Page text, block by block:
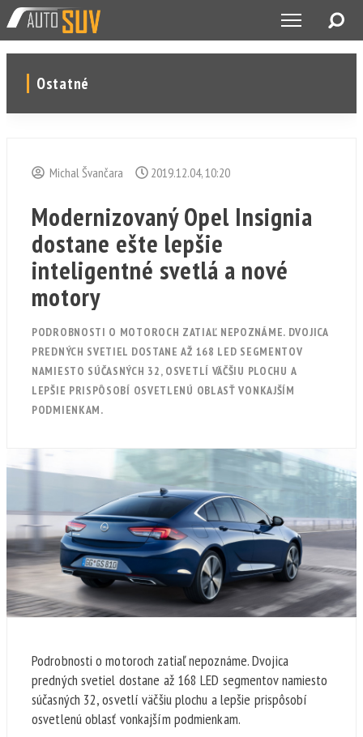
Ostatné
Michal Švančara 2019.12.04, 10:20
Modernizovaný Opel Insignia
dostane ešte lepšie
inteligentné svetlá a nové
motory
PODROBNOSTI O MOTOROCH ZATIAĽ NEPOZNÁME. DVOJICA
PREDNÝCH SVETIEL DOSTANE AŽ 168 LED SEGMENTOV
NAMIESTO SÚČASNÝCH 32, OSVETLÍ VÄČŠIU PLOCHU A
LEPŠIE PRISPÔSOBÍ OSVETLENÚ OBLASŤ VONKAJŠÍM
PODMIENKAM.
Podrobnosti o motoroch zatiaľ nepoznáme. Dvojica
predných svetiel dostane až 168 LED segmentov namiesto
súčasných 32, osvetlí väčšiu plochu a lepšie prispôsobí
osvetlenú oblasť vonkajším podmienkam.